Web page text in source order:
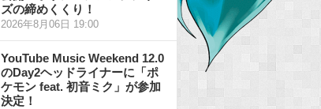
ズの締めくくり！
2026年8月06日 19:00
YouTube Music Weekend 12.0
のDay2ヘッドライナーに「ポ
ケモン feat. 初音ミク」が参加
決定！